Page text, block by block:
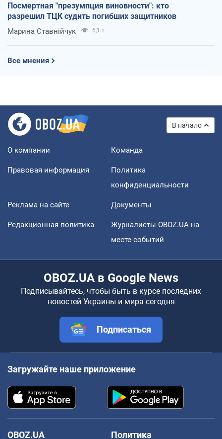
Посмертная "презумпция виновности": кто
разрешил ТЦК судить погибших защитников
Марина Ставнійчук 6,1 т.
Все мнения
В начало
О компании Команда
Правовая информация
Политика
конфиденциальности
Реклама на сайте Документы
Редакционная политика
Журналисты OBOZ.UA на
месте событий
OBOZ.UA в Google News
Подписывайтесь, чтобы быть в курсе последних
новостей Украины и мира сегодня
Подписаться
Загружайте наше приложение
OBOZ.UA
Политика